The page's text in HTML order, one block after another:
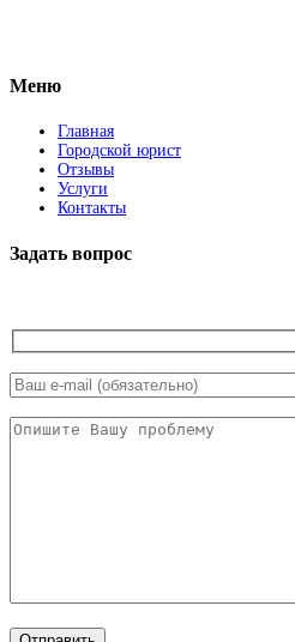
Меню
Главная
Городской юрист
Отзывы
Услуги
Контакты
Задать вопрос